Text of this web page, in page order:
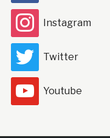
Instagram
Twitter
Youtube